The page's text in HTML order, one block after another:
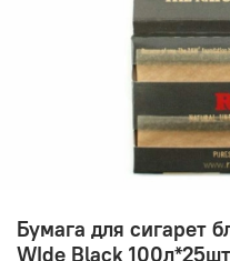
Бумага для сигарет
WIde Black 100л*25шт